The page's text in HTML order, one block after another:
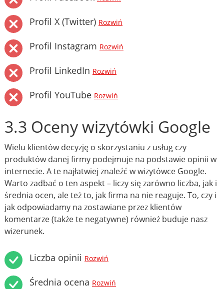
Profil X (Twitter) Rozwiń
Profil Instagram Rozwiń
Profil LinkedIn Rozwiń
Profil YouTube Rozwiń
3.3 Oceny wizytówki Google
Wielu klientów decyzję o skorzystaniu z usług czy
produktów danej firmy podejmuje na podstawie opinii w
internecie. A te najłatwiej znaleźć w wizytówce Google.
Warto zadbać o ten aspekt – liczy się zarówno liczba, jak i
średnia ocen, ale też to, jak firma na nie reaguje. To, czy i
jak odpowiadamy na zostawiane przez klientów
komentarze (także te negatywne) również buduje nasz
wizerunek.
Liczba opinii Rozwiń
Średnia ocena Rozwiń